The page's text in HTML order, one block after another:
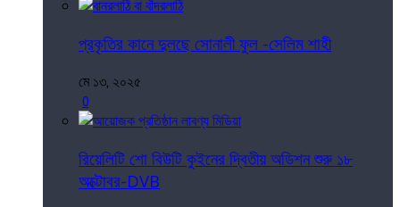
প্রকৃতির কানে দুলছে সোনালী ফুল -সেলিম শাহী
মে ১৩, ২০২৫
0
রিয়েলিটি শো বিউটি কুইনের দ্বিতীয় অডিশন শুরু ১৮
অক্টোবর-DVB